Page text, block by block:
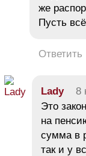
же
Пусть
Ответить
Lady 8
Это
на
сумма в
так и у